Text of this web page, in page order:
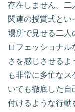
存在しません。二
関連の授賞式とい
場所で見せる二人
ロフェッショナ
さを感じさせる
も非常に多忙な
いても徹底した自
付けるような行動